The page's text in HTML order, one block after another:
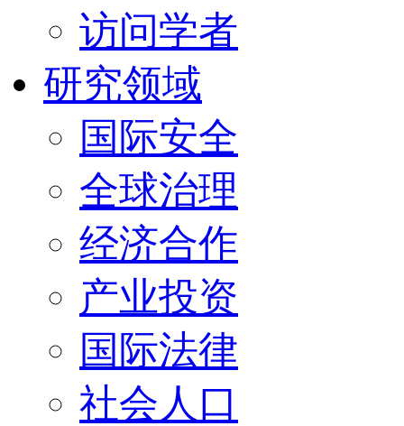
访问学者
研究领域
国际安全
全球治理
经济合作
产业投资
国际法律
社会人口